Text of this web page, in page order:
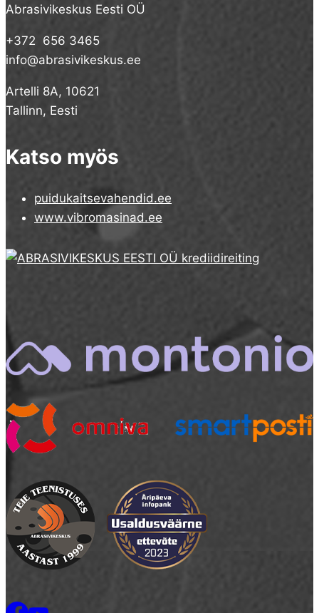
Abrasivikeskus Eesti OÜ
+372 656 3465
info@abrasivikeskus.ee
Artelli 8A, 10621
Tallinn, Eesti
Katso myös
puidukaitsevahendid.ee
www.vibromasinad.ee